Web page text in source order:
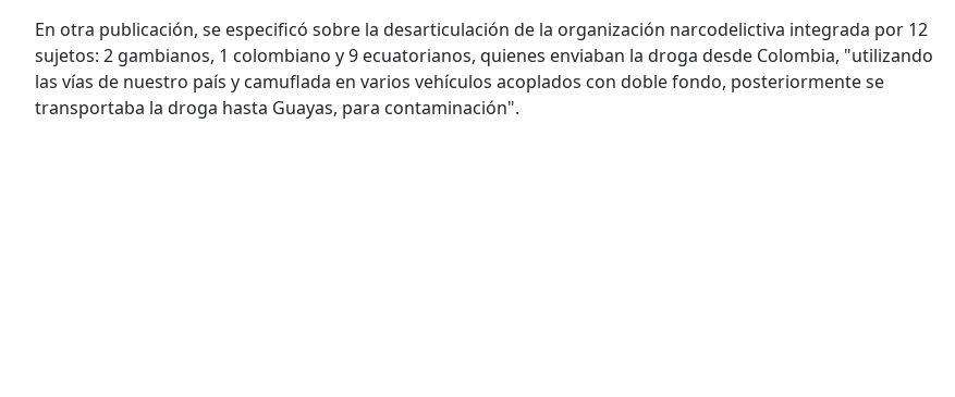
En otra publicación, se especificó sobre la desarticulación de la organización narcodelictiva integrada por 12
sujetos: 2 gambianos, 1 colombiano y 9 ecuatorianos, quienes enviaban la droga desde Colombia, "utilizando
las vías de nuestro país y camuflada en varios vehículos acoplados con doble fondo, posteriormente se
transportaba la droga hasta Guayas, para contaminación".